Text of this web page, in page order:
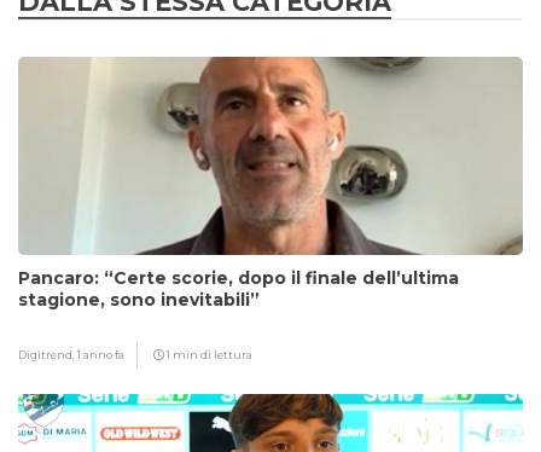
Pancaro: “Certe scorie, dopo il finale dell’ultima
stagione, sono inevitabili”
Digitrend,1 anno fa 1 min di lettura